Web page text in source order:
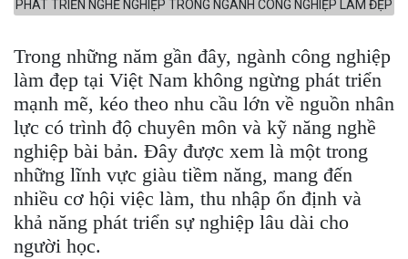
Trong những năm gần đây, ngành công nghiệp
làm đẹp tại Việt Nam không ngừng phát triển
mạnh mẽ, kéo theo nhu cầu lớn về nguồn nhân
lực có trình độ chuyên môn và kỹ năng nghề
nghiệp bài bản. Đây được xem là một trong
những lĩnh vực giàu tiềm năng, mang đến
nhiều cơ hội việc làm, thu nhập ổn định và
khả năng phát triển sự nghiệp lâu dài cho
người học.